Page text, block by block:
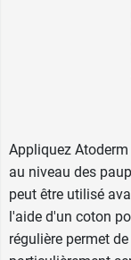
Le matin,
soir, utilisée
Sa texture
et pénètre
Appliquez
au niveau des
peut être utilisé
l'aide d'un coton
régulière permet